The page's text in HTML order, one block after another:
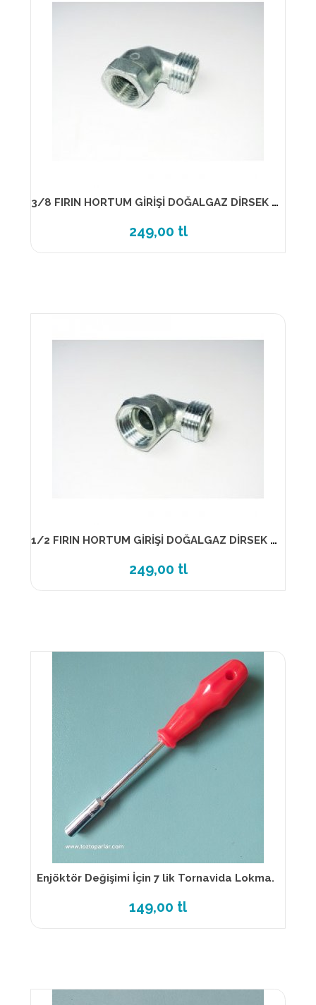
3/8 FIRIN HORTUM GİRİŞİ DOĞALGAZ DİRSEK (3/8)
249,00 tl
1/2 FIRIN HORTUM GİRİŞİ DOĞALGAZ DİRSEK (1/2)
249,00 tl
Enjöktör Değişimi İçin 7 lik Tornavida Lokma.
149,00 tl